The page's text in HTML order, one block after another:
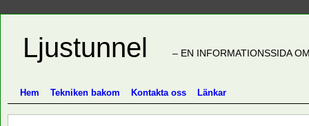
Ljustunnel – EN INFORMATIONSSIDA
Hem Tekniken bakom Kontakta oss Länkar